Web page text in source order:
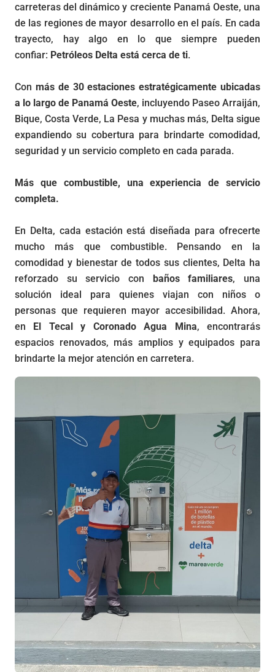
carreteras del dinámico y creciente Panamá Oeste, una
de las regiones de mayor desarrollo en el país. En cada
trayecto, hay algo en lo que siempre pueden
confiar: Petróleos Delta está cerca de ti.
Con más de 30 estaciones estratégicamente ubicadas
a lo largo de Panamá Oeste, incluyendo Paseo Arraiján,
Bique, Costa Verde, La Pesa y muchas más, Delta sigue
expandiendo su cobertura para brindarte comodidad,
seguridad y un servicio completo en cada parada.
Más que combustible, una experiencia de servicio
completa.
En Delta, cada estación está diseñada para ofrecerte
mucho más que combustible. Pensando en la
comodidad y bienestar de todos sus clientes, Delta ha
reforzado su servicio con baños familiares, una
solución ideal para quienes viajan con niños o
personas que requieren mayor accesibilidad. Ahora,
en El Tecal y Coronado Agua Mina, encontrarás
espacios renovados, más amplios y equipados para
brindarte la mejor atención en carretera.